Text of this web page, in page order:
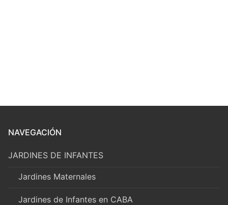
NAVEGACIÓN
JARDINES DE INFANTES
Jardines Maternales
Jardines de Infantes en CABA